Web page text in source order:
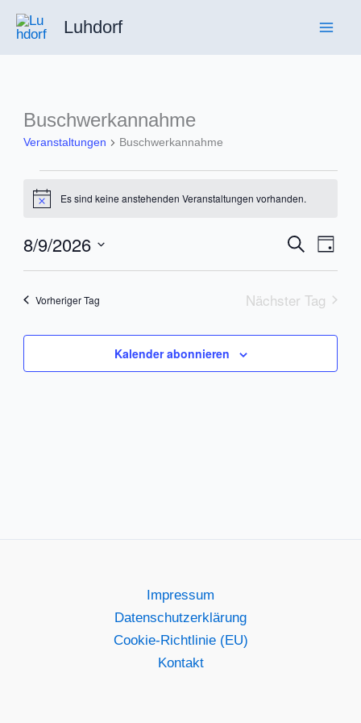
Zum
Inhalt
Luhdorf
Buschwerkannahme
Veranstaltungen Buschwerkannahme
für
9,
2026
HinweisEs sind keine anstehenden Veranstaltungen vorhanden.
Ansichten,
Navigation
Suche
Tag
8/9/2026
Datum
Vorheriger Tag Nächster Tag
Kalender abonnieren
Impressum
Datenschutzerklärung
Cookie-Richtlinie (EU)
Kontakt